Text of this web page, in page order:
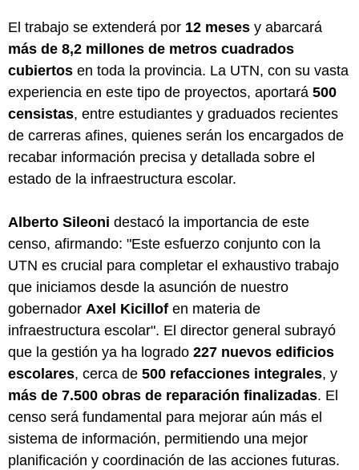
El trabajo se extenderá por 12 meses y abarcará
más de 8,2 millones de metros cuadrados
cubiertos en toda la provincia. La UTN, con su vasta
experiencia en este tipo de proyectos, aportará 500
censistas, entre estudiantes y graduados recientes
de carreras afines, quienes serán los encargados de
recabar información precisa y detallada sobre el
estado de la infraestructura escolar.
Alberto Sileoni destacó la importancia de este
censo, afirmando: "Este esfuerzo conjunto con la
UTN es crucial para completar el exhaustivo trabajo
que iniciamos desde la asunción de nuestro
gobernador Axel Kicillof en materia de
infraestructura escolar". El director general subrayó
que la gestión ya ha logrado 227 nuevos edificios
escolares, cerca de 500 refacciones integrales, y
más de 7.500 obras de reparación finalizadas. El
censo será fundamental para mejorar aún más el
sistema de información, permitiendo una mejor
planificación y coordinación de las acciones futuras.